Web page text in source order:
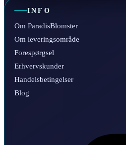
INFO
Om ParadisBlomster
Om leveringsområde
Forespørgsel
Erhvervskunder
Handelsbetingelser
Blog